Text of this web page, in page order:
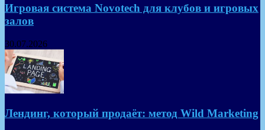
Игровая система Novotech для клубов и игровых
залов
30.07.2026
Лендинг, который продаёт: метод Wild Marketing